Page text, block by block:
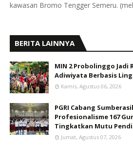
kawasan Bromo Tengger Semeru.
BERITA LAINNYA
MIN 2 Probolinggo Jadi
Adiwiyata Berbasis
Kamis, Agustus 06, 2026
PGRI Cabang
Profesionalisme 167
Tingkatkan Mutu
Jumat, Agustus 07, 2026